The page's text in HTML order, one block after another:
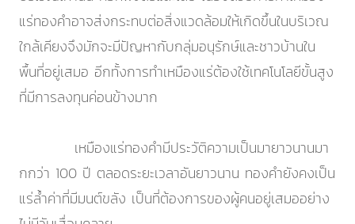
แร่ทองคำอาจส่งกระทบต่อสิ่งแวดล้อมให้เกิดขึ้นในบริเวณ
ใกล้เคียงจึงมักจะมีปัญหากับกลุ่มอนุรักษ์และชาวบ้านใน
พื้นที่อยู่เสมอ อีกทั้งการทำเหมืองแร่ต้องใช้เทคโนโลยีขั้นสูง
ที่มีการลงทุนค่อนข้างมาก
เหมืองแร่ทองคำมีประวัติความเป็นมายาวนานมา
กกว่า 100 ปี ตลอดระยะเวลาอันยาวนาน ทองคำยังคงเป็น
แร่ล้ำค่าที่มีมนต์ขลัง เป็นที่ต้องการของผู้คนอยู่เสมออย่าง